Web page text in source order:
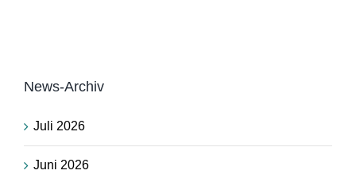
News-Archiv
Juli 2026
Juni 2026